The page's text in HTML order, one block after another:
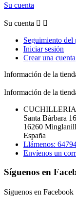
Su cuenta
Su cuenta  
Seguimiento del
Iniciar sesión
Crear una cuenta
Información de la
Información de la
Santa Bárbara 16
16260
España
Llámenos:
Envíenos un
Síguenos en
Síguenos en Facebook